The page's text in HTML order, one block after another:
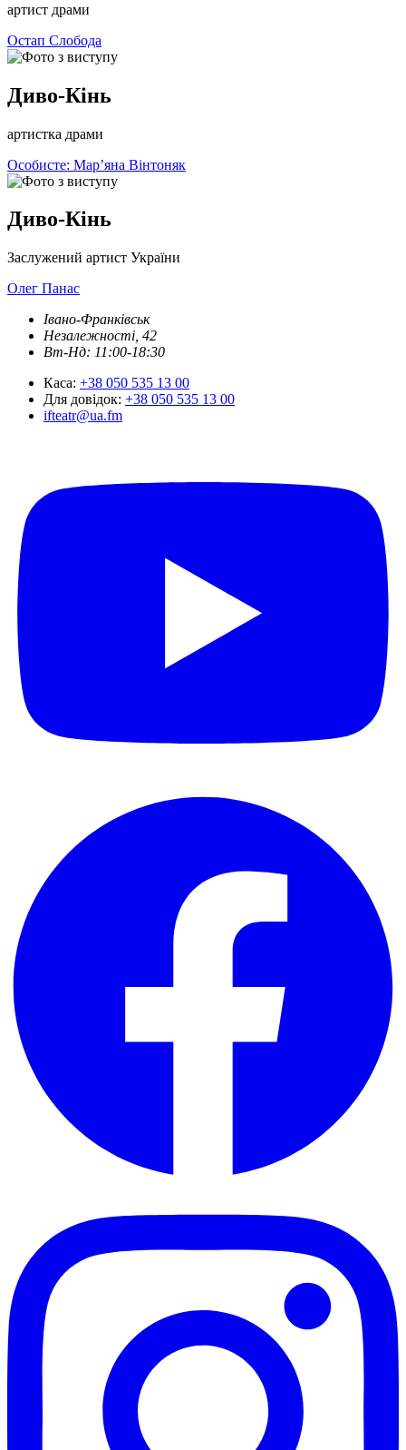
артист драми
Остап Слобода
Диво-Кінь
артистка драми
Особисте: Мар’яна Вінтоняк
Диво-Кінь
Заслужений артист України
Олег Панас
Івано-Франківськ
Незалежності, 42
Вт-Нд: 11:00-18:30
Каса: +38 050 535 13 00
Для довідок: +38 050 535 13 00
ifteatr@ua.fm